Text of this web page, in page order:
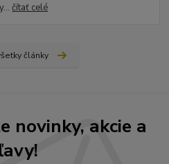
čítať celé
články
novinky, akcie a